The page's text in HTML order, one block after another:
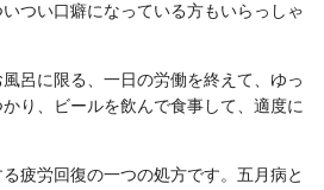
つい口癖になっている方もいらっしゃ
呂に限る、一日の労働を終えて、ゆっ
り、ビールを飲んで食事して、適度に
疲労回復の一つの処方です。五月病と